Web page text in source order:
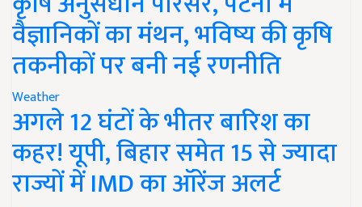
वैज्ञानिकों का मंथन, भविष्य की कृषि
तकनीकों पर बनी नई रणनीति
Weather
अगले 12 घंटों के भीतर बारिश का
कहर! यूपी, बिहार समेत 15 से ज्यादा
राज्यों में IMD का ऑरेंज अलर्ट